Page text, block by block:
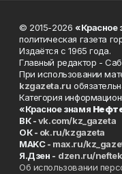
© 2015-2026 «Красное
политическая газета
Издаётся с 1965 года.
Главный редактор -
При использовании
kzgazeta.ru
Категория
«Красное знамя
ВК -vk.com/kz_gazeta
ОК - ok.ru/kzgazeta
MAKC - max.ru/
Я.Дзен - dzen.ru/
Об использовании